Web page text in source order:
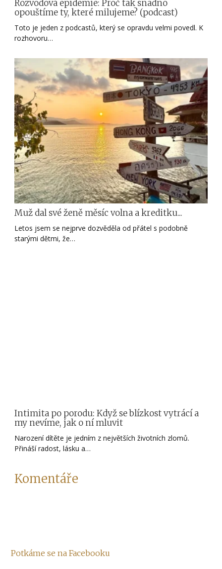
Rozvodová epidemie: Proč tak snadno
opouštíme ty, které milujeme? (podcast)
Toto je jeden z podcastů, který se opravdu velmi povedl. K
rozhovoru…
Muž dal své ženě měsíc volna a kreditku...
Letos jsem se nejprve dozvěděla od přátel s podobně
starými dětmi, že…
Intimita po porodu: Když se blízkost vytrácí a
my nevíme, jak o ní mluvit
Narození dítěte je jedním z největších životních zlomů.
Přináší radost, lásku a…
Komentáře
Potkáme se na Facebooku